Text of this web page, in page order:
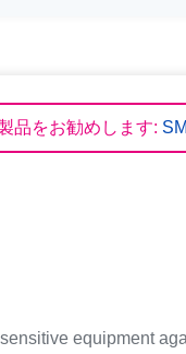
品をお勧めします:
equipment